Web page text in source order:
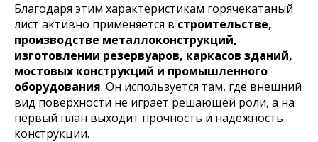
Благодаря этим характеристикам горячекатаный
лист активно применяется в строительстве,
производстве металлоконструкций,
изготовлении резервуаров, каркасов зданий,
мостовых конструкций и промышленного
оборудования. Он используется там, где внешний
вид поверхности не играет решающей роли, а на
первый план выходит прочность и надёжность
конструкции.